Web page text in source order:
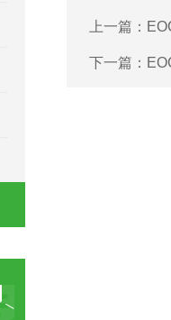
上一篇：
下一篇：